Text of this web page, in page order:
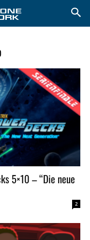
5×10 – “Die neue
2